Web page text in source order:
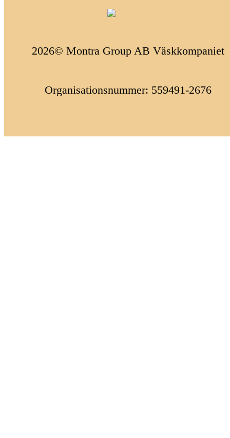
2026© Montra Group AB Väskkompaniet
Organisationsnummer: 559491-2676